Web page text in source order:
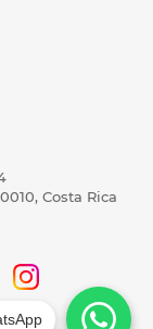
Costa Rica